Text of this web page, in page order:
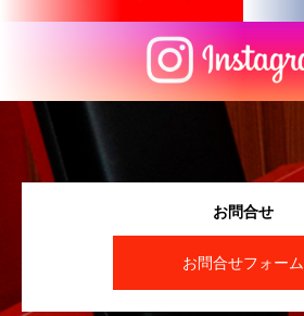
お問合せ
お問合せフォーム